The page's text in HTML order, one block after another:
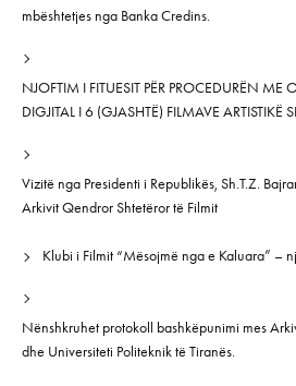
mbështetjes nga Banka Credins.
NJOFTIM I FITUESIT PËR PROCEDURËN ME
DIGJITAL I 6 (GJASHTË) FILMAVE ARTISTIKË
Vizitë nga Presidenti i Republikës, Sh.T.Z.
Arkivit Qendror Shtetëror të Filmit
Klubi i Filmit “Mësojmë nga e Kaluara” –
Nënshkruhet protokoll bashkëpunimi mes
dhe Universiteti Politeknik të Tiranës.